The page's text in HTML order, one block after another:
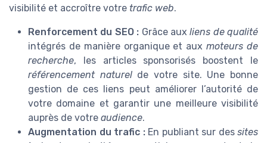
visibilité et accroître votre trafic web.
Renforcement du SEO : Grâce auxliens de qualité
intégrés de manière organique et auxmoteurs de
recherche, les articles sponsorisés boostent le
référencement naturelde votre site. Une bonne
gestion de ces liens peut améliorer l’autorité de
votre domaine et garantir une meilleure visibilité
auprès de votre audience.
Augmentation du trafic :En publiant sur des sites